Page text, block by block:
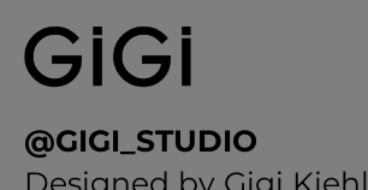
@GIGI_STUDIO